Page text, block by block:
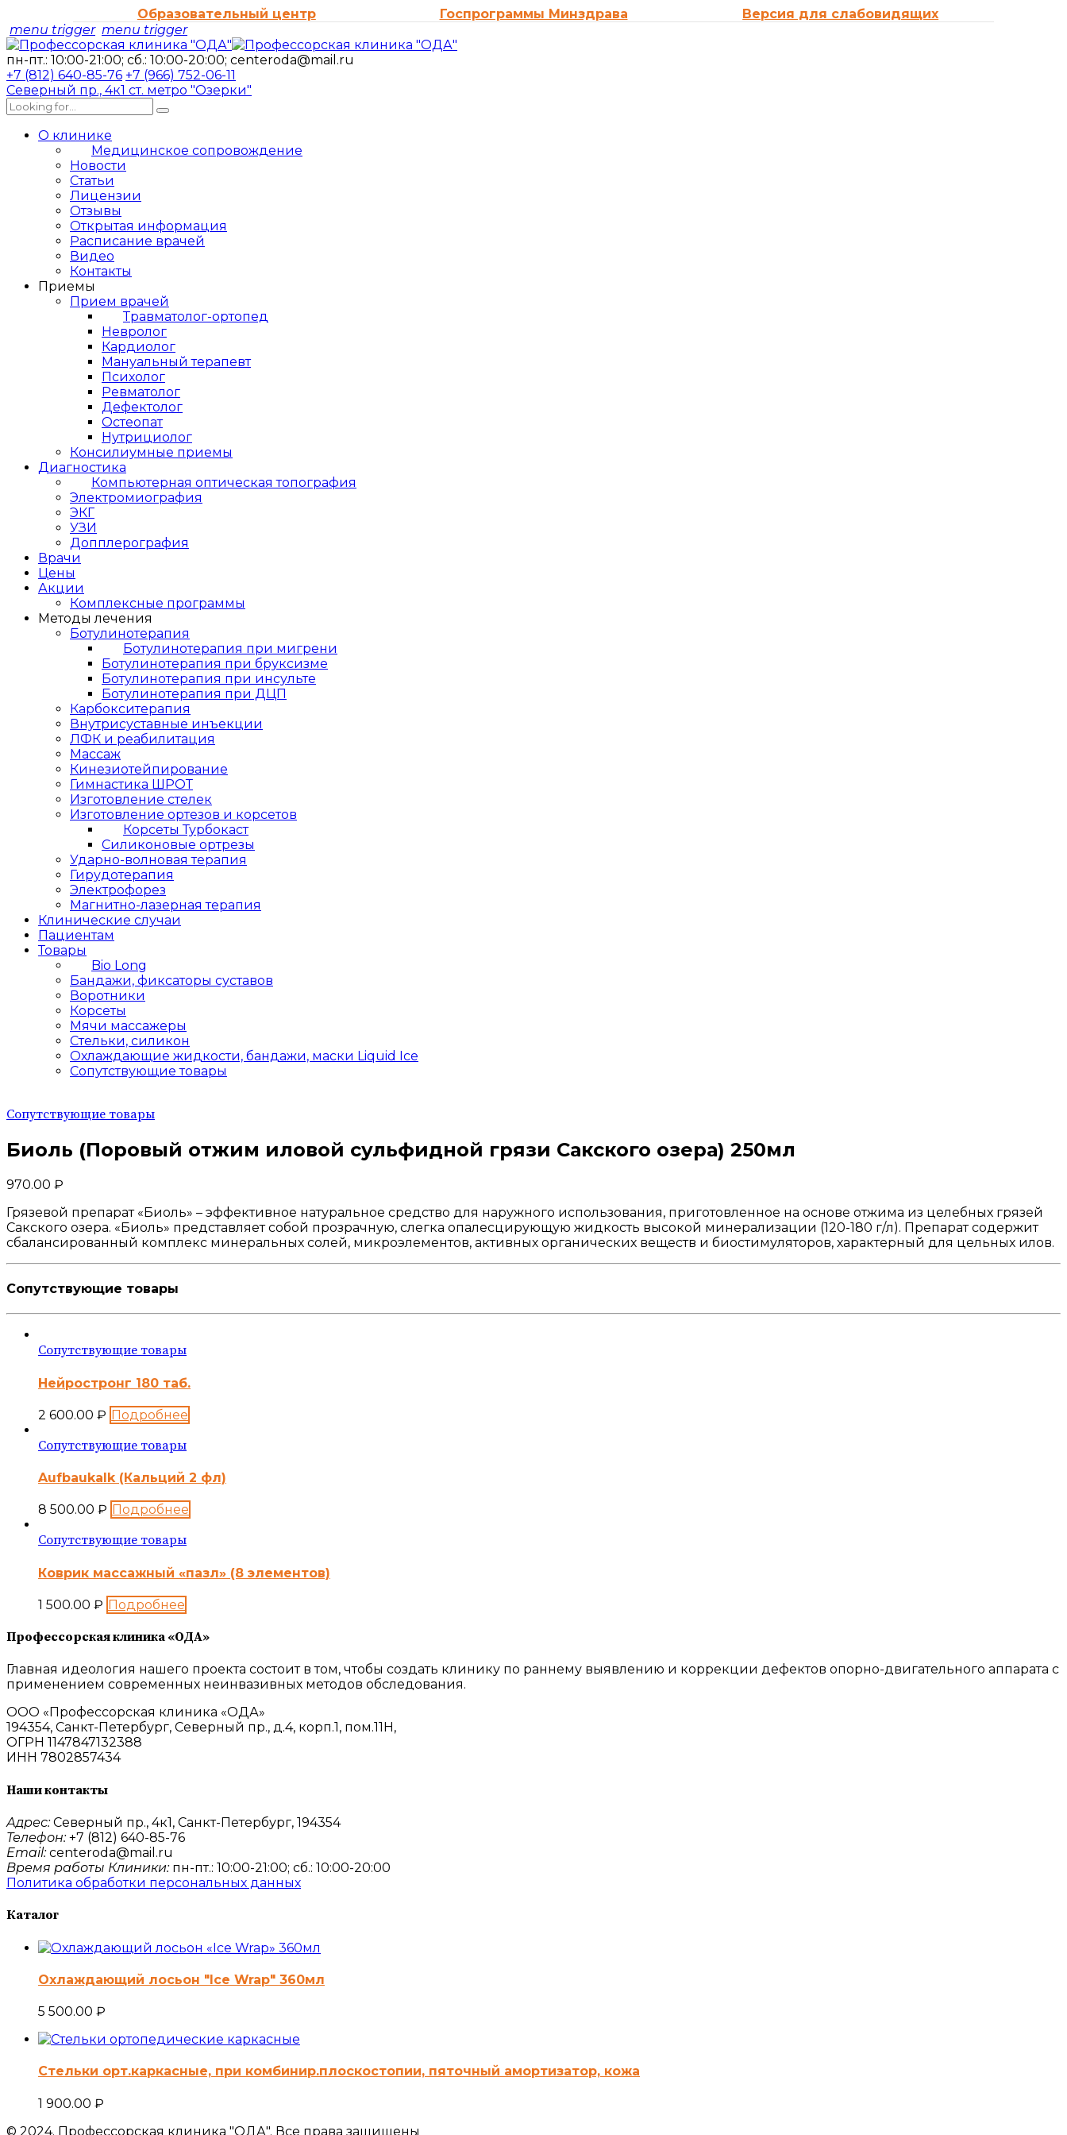
Образовательный центр Госпрограммы Минздрава
Версия для слабовидящих
menu trigger menu trigger
пн-пт.: 10:00-21:00; сб.: 10:00-20:00; centeroda@mail.ru
+7 (812) 640-85-76 +7 (966) 752-06-11
Северный пр., 4к1 ст. метро "Озерки"
О клинике
Медицинское сопровождение
Новости
Статьи
Лицензии
Отзывы
Открытая информация
Расписание врачей
Видео
Контакты
Приемы
Прием врачей
Травматолог-ортопед
Невролог
Кардиолог
Мануальный терапевт
Психолог
Ревматолог
Дефектолог
Остеопат
Нутрициолог
Консилиумные приемы
Диагностика
Компьютерная оптическая топография
Электромиография
ЭКГ
УЗИ
Допплерография
Врачи
Цены
Акции
Комплексные программы
Методы лечения
Ботулинотерапия
Ботулинотерапия при мигрени
Ботулинотерапия при бруксизме
Ботулинотерапия при инсульте
Ботулинотерапия при ДЦП
Карбокситерапия
Внутрисуставные инъекции
ЛФК и реабилитация
Массаж
Кинезиотейпирование
Гимнастика ШРОТ
Изготовление стелек
Изготовление ортезов и корсетов
Корсеты Турбокаст
Силиконовые ортрезы
Ударно-волновая терапия
Гирудотерапия
Электрофорез
Магнитно-лазерная терапия
Клинические случаи
Пациентам
Товары
Bio Long
Бандажи, фиксаторы суставов
Воротники
Корсеты
Мячи массажеры
Стельки, силикон
Охлаждающие жидкости, бандажи, маски Liquid Ice
Сопутствующие товары
Сопутствующие товары
Биоль (Поровый отжим иловой сульфидной грязи Сакского озера) 250мл
970.00 ₽
Грязевой препарат «Биоль» – эффективное натуральное средство для наружного использования, приготовленное на основе отжима из целебных грязей
Сакского озера. «Биоль» представляет собой прозрачную, слегка опалесцирующую жидкость высокой минерализации (120-180 г/л). Препарат содержит
сбалансированный комплекс минеральных солей, микроэлементов, активных органических веществ и биостимуляторов, характерный для цельных илов.
Сопутствующие товары
Сопутствующие товары
Нейростронг 180 таб.
2 600.00 ₽ Подробнее
Сопутствующие товары
Aufbaukalk (Кальций 2 фл)
8 500.00 ₽ Подробнее
Сопутствующие товары
Коврик массажный «пазл» (8 элементов)
1 500.00 ₽ Подробнее
Профессорская клиника «ОДА»
Главная идеология нашего проекта состоит в том, чтобы создать клинику по раннему выявлению и коррекции дефектов опорно-двигательного аппарата с
применением современных неинвазивных методов обследования.
ООО «Профессорская клиника «ОДА»
194354, Санкт-Петербург, Северный пр., д.4, корп.1, пом.11Н,
ОГРН 1147847132388
ИНН 7802857434
Наши контакты
Адрес:Северный пр., 4к1, Санкт-Петербург, 194354
Телефон:+7 (812) 640-85-76
Email:centeroda@mail.ru
Время работы Клиники:пн-пт.: 10:00-21:00; сб.: 10:00-20:00
Политика обработки персональных данных
Каталог
Охлаждающий лосьон "Ice Wrap" 360мл
5 500.00 ₽
Стельки орт.каркасные, при комбинир.плоскостопии, пяточный амортизатор, кожа
1 900.00 ₽
© 2024. Профессорская клиника "ОДА". Все права защищены